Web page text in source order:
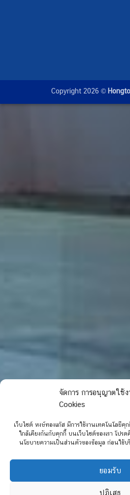
จัดการ การอนุญาตใช้ง
Cookies
เว็บไซต์ หงษ์ทองแก๊ส มีการใช้งานเทคโนโลยี
ใกล้เคียงกันกับคุกกี้ บนเว็บไซต์ของเรา โปร
นโยบายความเป็นส่วนตัวของข้อมูล ก่อนใช้บ
ยอมรับ
ปฏิเสธ
Copyright 2026 ©